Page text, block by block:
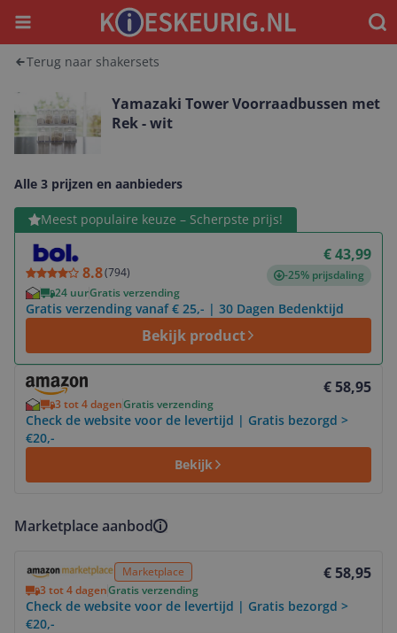
Menu
Terug naar shakersets
Yamazaki Tower Voorraadbussen met
Rek - wit
Alle 3 prijzen en aanbieders
Meest populaire keuze – Scherpste prijs!
8.8(794)
€ 43,99
-25% prijsdaling
24 uurGratis verzending
Gratis verzending vanaf € 25,- | 30 Dagen Bedenktijd
Bekijk product
Bekijk product
€ 58,95
3 tot 4 dagenGratis verzending
Check de website voor de levertijd | Gratis bezorgd >
€20,-
Bekijk
Bekijk product
Marketplace aanbod
Marketplace € 58,95
3 tot 4 dagenGratis verzending
Check de website voor de levertijd | Gratis bezorgd >
€20,-